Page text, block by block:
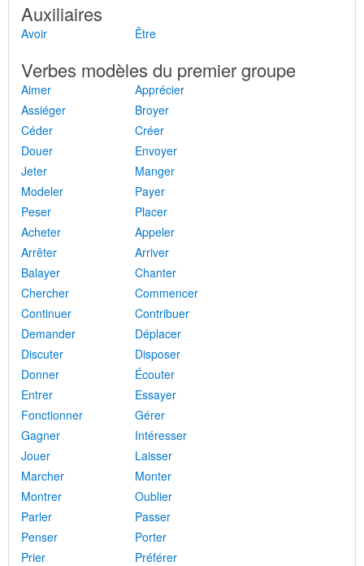
Auxiliaires
Avoir Être
Verbes modèles du premier groupe
Aimer
Apprécier
Assiéger
Broyer
Céder
Créer
Douer
Envoyer
Jeter
Manger
Modeler
Payer
Peser
Placer
Acheter
Appeler
Arrêter
Arriver
Balayer
Chanter
Chercher
Commencer
Continuer
Contribuer
Demander
Déplacer
Discuter
Disposer
Donner
Écouter
Entrer
Essayer
Fonctionner
Gérer
Gagner
Intéresser
Jouer
Laisser
Marcher
Monter
Montrer
Oublier
Parler
Passer
Penser
Porter
Prier
Préférer